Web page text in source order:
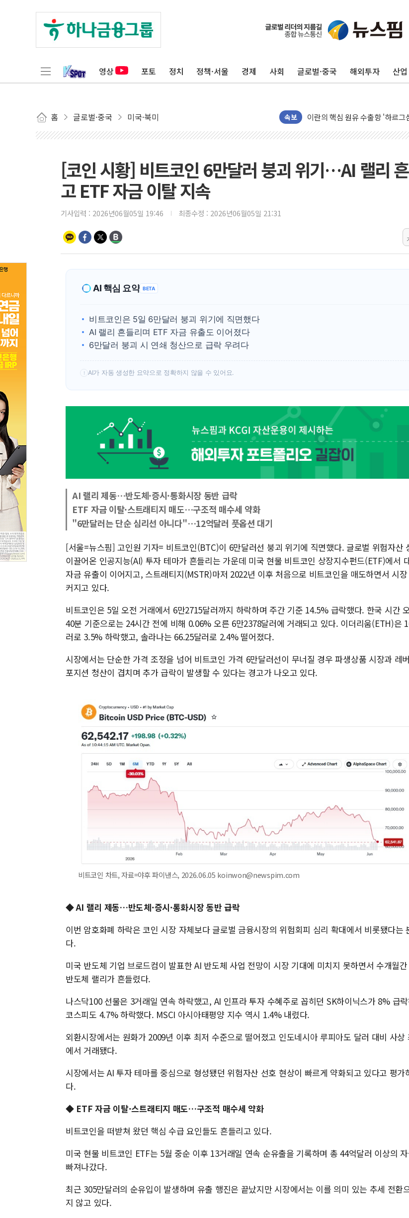
영상 포토 정치 정책·서울 경제 사회 글로벌·중국 해외투자 산업
홈 글로벌·중국 미국·북미 속보
트럼프, 백신·자폐증 행정명령
美 항소법원, 백악관 무도회장
美 고용 쇼크에 엔화 장중 급등
[AI MY 뉴스] 뉴욕 반도체주 프
[종합] 美 7월 고용 2만3000명
[사진] 이슬람 수니파 3개국, 공동
뉴욕증시 개장 전 특징주...아
보훈부, 미 DPAA와 MOU…
특정 정치인 측근 포항시 정책특
李 "해남 태양광, 대한민국 다음
李 대통령, '6시간 마라톤 부동
트럼프, 中 겨냥 폴리실리콘 관
남동발전, 해남군에 국내 최대
황희 '폐버스 청년주택' SNS 글
[코인 시황] 비트코인 6만달러 붕괴 위기…AI 랠리
고 ETF 자금 이탈 지속
기사입력 : 2026년06월05일 19:46 최종수정 : 2026년06월05일 21:31
AI 핵심 요약 BETA
비트코인은 5일 6만달러 붕괴 위기에 직면했다
AI 랠리 흔들리며 ETF 자금 유출도 이어졌다
6만달러 붕괴 시 연쇄 청산으로 급락 우려다
! AI가 자동 생성한 요약으로 정확하지 않을 수 있어요.
AI 랠리 제동…반도체·증시·통화시장 동반 급락
ETF 자금 이탈·스트래티지 매도…구조적 매수세 약화
"6만달러는 단순 심리선 아니다"…12억달러 풋옵션 대기
[서울=뉴스핌] 고인원 기자= 비트코인(BTC)이 6만달러선 붕괴 위기에 직면했다. 글로벌 위험자산
이끌어온 인공지능(AI) 투자 테마가 흔들리는 가운데 미국 현물 비트코인 상장지수펀드(ETF)에서
자금 유출이 이어지고, 스트래티지(MSTR)마저 2022년 이후 처음으로 비트코인을 매도하면서 시
커지고 있다.
비트코인은 5일 오전 거래에서 6만2715달러까지 하락하며 주간 기준 14.5% 급락했다. 한국 시간
40분 기준으로는 24시간 전에 비해 0.06% 오른 6만2378달러에 거래되고 있다. 이더리움(ETH)은
러로 3.5% 하락했고, 솔라나는 66.25달러로 2.4% 떨어졌다.
시장에서는 단순한 가격 조정을 넘어 비트코인 가격 6만달러선이 무너질 경우 파생상품 시장과 레
포지션 청산이 겹치며 추가 급락이 발생할 수 있다는 경고가 나오고 있다.
비트코인 차트, 자료=야후 파이낸스, 2026.06.05 koinwon@newspim.com
◆AI 랠리 제동…반도체·증시·통화시장 동반 급락
이번 암호화폐 하락은 코인 시장 자체보다 글로벌 금융시장의 위험회피 심리 확대에서 비롯됐다는
다.
미국 반도체 기업 브로드컴이 발표한 AI 반도체 사업 전망이 시장 기대에 미치지 못하면서 수개월
반도체 랠리가 흔들렸다.
나스닥100 선물은 3거래일 연속 하락했고, AI 인프라 투자 수혜주로 꼽히던 SK하이닉스가 8% 급
코스피도 4.7% 하락했다. MSCI 아시아태평양 지수 역시 1.4% 내렸다.
외환시장에서는 원화가 2009년 이후 최저 수준으로 떨어졌고 인도네시아 루피아도 달러 대비 사상
에서 거래됐다.
시장에서는 AI 투자 테마를 중심으로 형성됐던 위험자산 선호 현상이 빠르게 약화되고 있다고 평가
다.
◆ETF 자금 이탈·스트래티지 매도…구조적 매수세 약화
비트코인을 떠받쳐 왔던 핵심 수급 요인들도 흔들리고 있다.
미국 현물 비트코인 ETF는 5월 중순 이후 13거래일 연속 순유출을 기록하며 총 44억달러 이상의
빠져나갔다.
최근 305만달러의 순유입이 발생하며 유출 행진은 끝났지만 시장에서는 이를 의미 있는 추세 전환
지 않고 있다.